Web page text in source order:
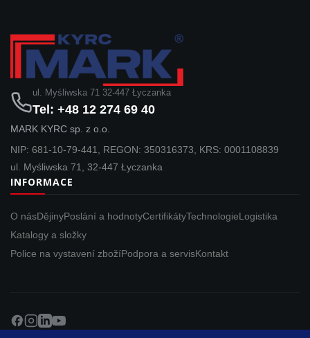
ul. Myśliwska 71 32-447 Łyczanka
Tel: +48 12 274 69 40
MARK KYRC sp. z o.o.
NIP: 681-10-79-441, REGON: 350316373, KRS: 0001108839
ul. Myśliwska 71, 32-447 Łyczanka
INFORMACE
O násDějinyPoslání a hodnotyCertifikátyTechnologieLogistika
Katalogy a složky
Police na vystavení zbožíPodpora a servisKontakt